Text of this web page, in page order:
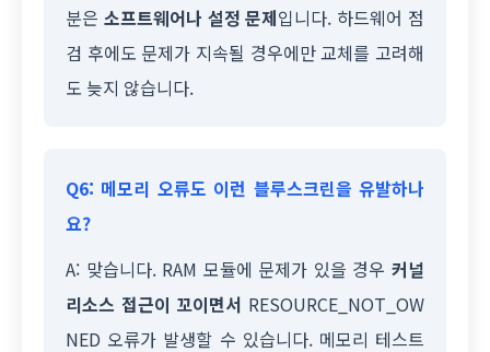
분은 소프트웨어나 설정 문제입니다. 하드웨어 점
검 후에도 문제가 지속될 경우에만 교체를 고려해
도 늦지 않습니다.
Q6: 메모리 오류도 이런 블루스크린을 유발하나
요?
A: 맞습니다. RAM 모듈에 문제가 있을 경우 커널
리소스 접근이 꼬이면서 RESOURCE_NOT_OW
NED 오류가 발생할 수 있습니다. 메모리 테스트